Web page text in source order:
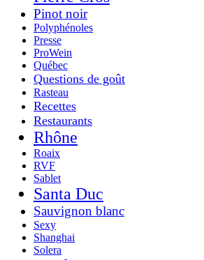
Pinot noir
Polyphénoles
Presse
ProWein
Québec
Questions de goût
Rasteau
Recettes
Restaurants
Rhône
Roaix
RVF
Sablet
Santa Duc
Sauvignon blanc
Sexy
Shanghai
Solera